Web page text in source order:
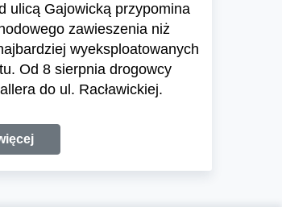
ulicą Gajowicką przypomina
zawieszenia niż
wyeksploatowanych
Od 8 sierpnia drogowcy
do ul. Racławickiej.